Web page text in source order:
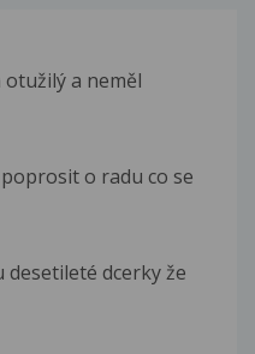
a neměl
o radu co se
dcerky že